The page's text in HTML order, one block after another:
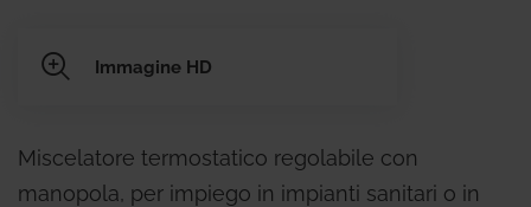
Immagine HD
Miscelatore termostatico regolabile con
manopola, per impiego in impianti sanitari o in